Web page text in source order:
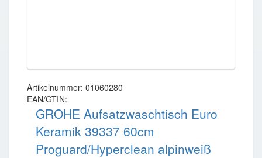
Artikelnummer: 01060280
EAN/GTIN:
GROHE Aufsatzwaschtisch Euro
Keramik 39337 60cm
Proguard/Hyperclean alpinweiß